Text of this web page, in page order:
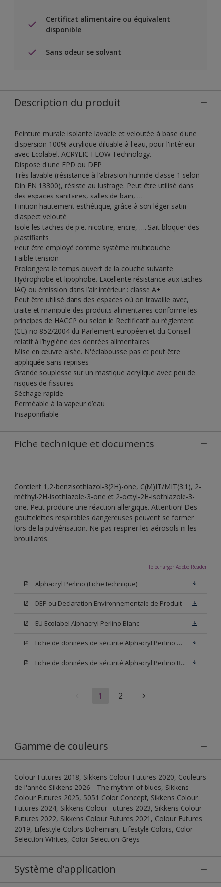
Certificat alimentaire ou équivalent
disponible
Sans odeur se solvant
Description du produit
Peinture murale isolante lavable et veloutée à base d'une
dispersion 100% acrylique diluable à l'eau, pour l'intérieur
avec Ecolabel. ACRYLIC FLOW Technology.
Dispose d'une EPD ou DEP
Très lavable (résistance à l’abrasion humide classe 1 selon
Din EN 13300), résiste au lustrage. Peut être utilisé dans
des espaces sanitaires, salles de bain, …
Finition hautement esthétique, grâce à son léger satin
d'aspect velouté
Isole les taches de p.e. nicotine, encre, …. Sait bloquer des
plastifiants
Peut être employé comme système multicouche
Faible tension
Prolongera le temps ouvert de la couche suivante
Hydrophobe et lipophobe. Excellente résistance aux taches
IAQ ou émission dans l’air intérieur : classe A+
Peut être utilisé dans des espaces où on travaille avec,
traite et manipule des produits alimentaires conforme les
principes de HACCP ou selon le Rectificatif au règlement
(CE) no 852/2004 du Parlement européen et du Conseil
relatif à l’hygiène des denrées alimentaires
Mise en œuvre aisée. N'éclabousse pas et peut être
appliquée sans reprises
Grande souplesse sur un mastique acrylique avec peu de
risques de fissures
Séchage rapide
Perméable à la vapeur d’eau
Insaponifiable
Fiche technique et documents
Contient 1,2-benzisothiazol-3(2H)-one, C(M)IT/MIT(3:1), 2-
méthyl-2H-isothiazole-3-one et 2-octyl-2H-isothiazole-3-
one. Peut produire une réaction allergique. Attention! Des
gouttelettes respirables dangereuses peuvent se former
lors de la pulvérisation. Ne pas respirer les aérosols ni les
brouillards.
Télécharger Adobe Reader
Alphacryl Perlino (Fiche technique)
DEP ou Declaration Environnementale de Produit
EU Ecolabel Alphacryl Perlino Blanc
Fiche de données de sécurité Alphacryl Perlino N00 (SDS)
Fiche de données de sécurité Alphacryl Perlino Blanc (SDS)
1 2
Gamme de couleurs
Colour Futures 2018, Sikkens Colour Futures 2020, Couleurs
de l'année Sikkens 2026 - The rhythm of blues, Sikkens
Colour Futures 2025, 5051 Color Concept, Sikkens Colour
Futures 2024, Sikkens Colour Futures 2023, Sikkens Colour
Futures 2022, Sikkens Colour Futures 2021, Colour Futures
2019, Lifestyle Colors Bohemian, Lifestyle Colors, Color
Selection Whites, Color Selection Greys
Système d'application